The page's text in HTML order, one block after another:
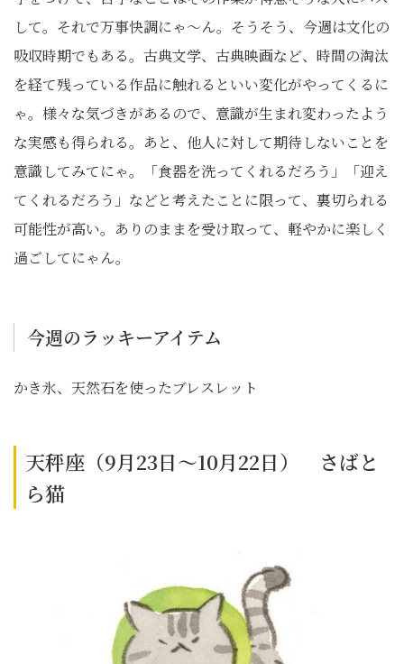
して。それで万事快調にゃ〜ん。そうそう、今週は文化の
吸収時期でもある。古典文学、古典映画など、時間の淘汰
を経て残っている作品に触れるといい変化がやってくるに
ゃ。様々な気づきがあるので、意識が生まれ変わったよう
な実感も得られる。あと、他人に対して期待しないことを
意識してみてにゃ。「食器を洗ってくれるだろう」「迎え
てくれるだろう」などと考えたことに限って、裏切られる
可能性が高い。ありのままを受け取って、軽やかに楽しく
過ごしてにゃん。
今週のラッキーアイテム
かき氷、天然石を使ったブレスレット
天秤座（9月23日～10月22日） さばと
ら猫